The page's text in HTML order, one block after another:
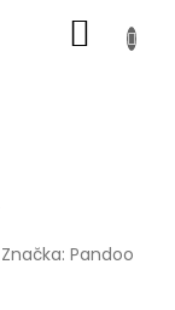
KOŠÍK
Značka:Pandoo